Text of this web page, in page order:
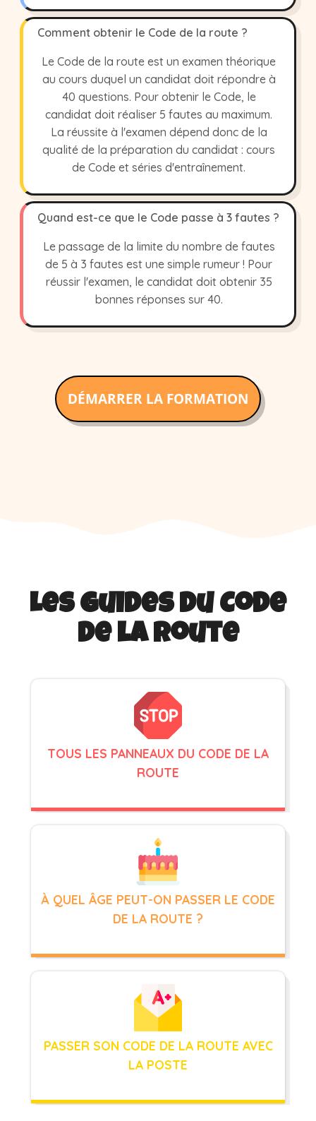
Comment obtenir le Code de la route ?
Le Code de la route est un examen théorique
au cours duquel un candidat doit répondre à
40 questions. Pour obtenir le Code, le
candidat doit réaliser 5 fautes au maximum.
La réussite à l'examen dépend donc de la
qualité de la préparation du candidat : cours
de Code et séries d'entraînement.
Quand est-ce que le Code passe à 3 fautes ?
Le passage de la limite du nombre de fautes
de 5 à 3 fautes est une simple rumeur ! Pour
réussir l'examen, le candidat doit obtenir 35
bonnes réponses sur 40.
DÉMARRER LA FORMATION
Les guides du Code
de la route
TOUS LES PANNEAUX DU CODE DE LA
ROUTE
À QUEL ÂGE PEUT-ON PASSER LE CODE
DE LA ROUTE ?
PASSER SON CODE DE LA ROUTE AVEC
LA POSTE